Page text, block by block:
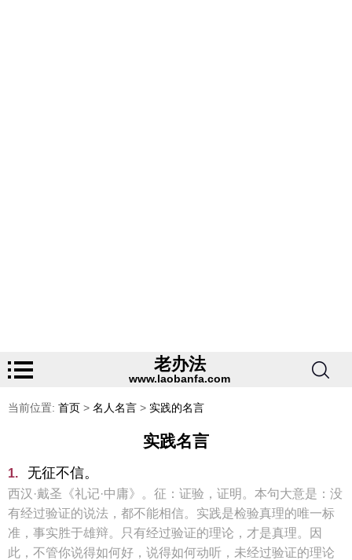
老办法
www.laobanfa.com
当前位置: 首页 > 名人名言 > 实践的名言
实践名言
1. 无征不信。
西汉·戴圣《礼记·中庸》。征：证验，证明。本句大意是：没
有经过验证的说法，都不能相信。实践是检验真理的唯一标
准，事实胜于雄辩。只有经过验证的理论，才是真理。因
此，不管你说得如何好，说得如何动听，未经过验证的理论